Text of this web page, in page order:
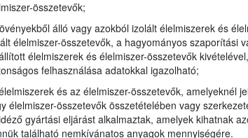
összetevők;
álló vagy azokból izolált élelmiszerek és
élelmiszer-összetevők, a hagyományos szaporítási
élelmiszerek és élelmiszer-összetevők
felhasználása adatokkal igazolható;
és az élelmiszer-összetevők, amelyeknél
élelmiszer-összetevők összetételében vagy
gyártási eljárást alkalmaztak, amelyek kihatnak
található nemkívánatos anyagok mennyiségére.